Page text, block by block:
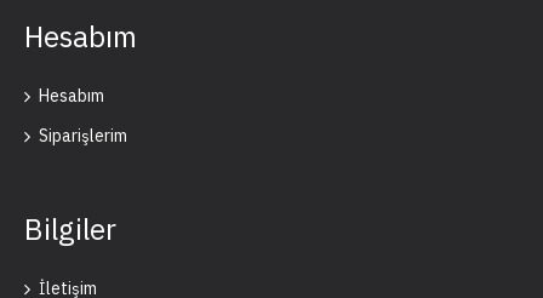
Hesabım
Hesabım
Siparişlerim
Bilgiler
İletişim